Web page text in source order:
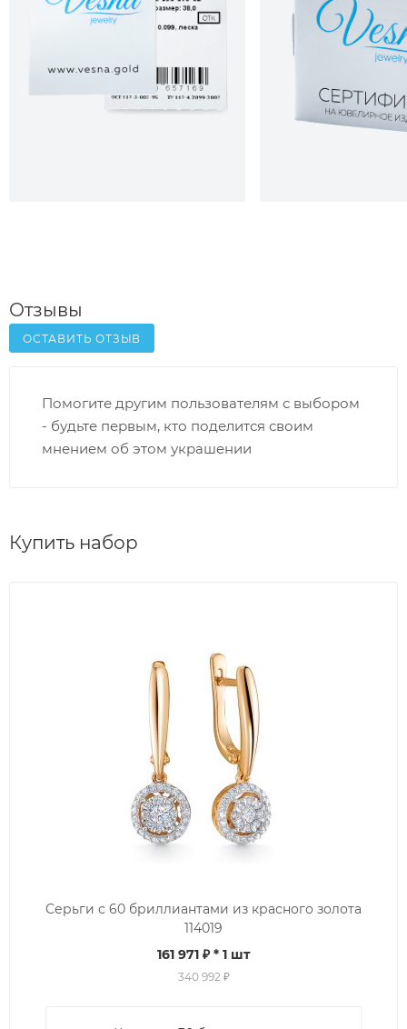
Отзывы
ОСТАВИТЬ ОТЗЫВ
Помогите другим пользователям с выбором
- будьте первым, кто поделится своим
мнением об этом украшении
Купить набор
Серьги с 60 бриллиантами из красного золота
114019
161 971 ₽ * 1 шт
340 992 ₽